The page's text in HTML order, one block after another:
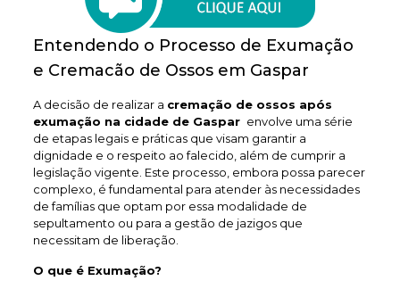
Entendendo o Processo de Exumação
e Cremacão de Ossos em Gaspar
A decisão de realizar a cremação de ossos após
exumação na cidade de Gaspar envolve uma série
de etapas legais e práticas que visam garantir a
dignidade e o respeito ao falecido, além de cumprir a
legislação vigente. Este processo, embora possa parecer
complexo, é fundamental para atender às necessidades
de famílias que optam por essa modalidade de
sepultamento ou para a gestão de jazigos que
necessitam de liberação.
O que é Exumação?